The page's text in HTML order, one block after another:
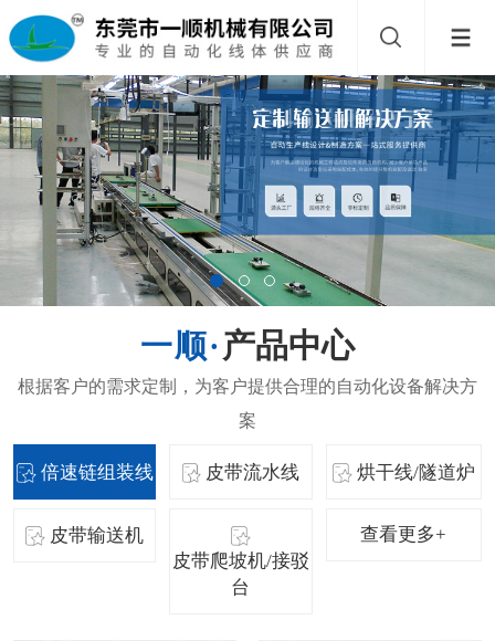
产品中心
倍速链组装线 皮带流水线 烘干线/隧道炉
皮带输送机
皮带爬坡机/接驳
台
查看更多+